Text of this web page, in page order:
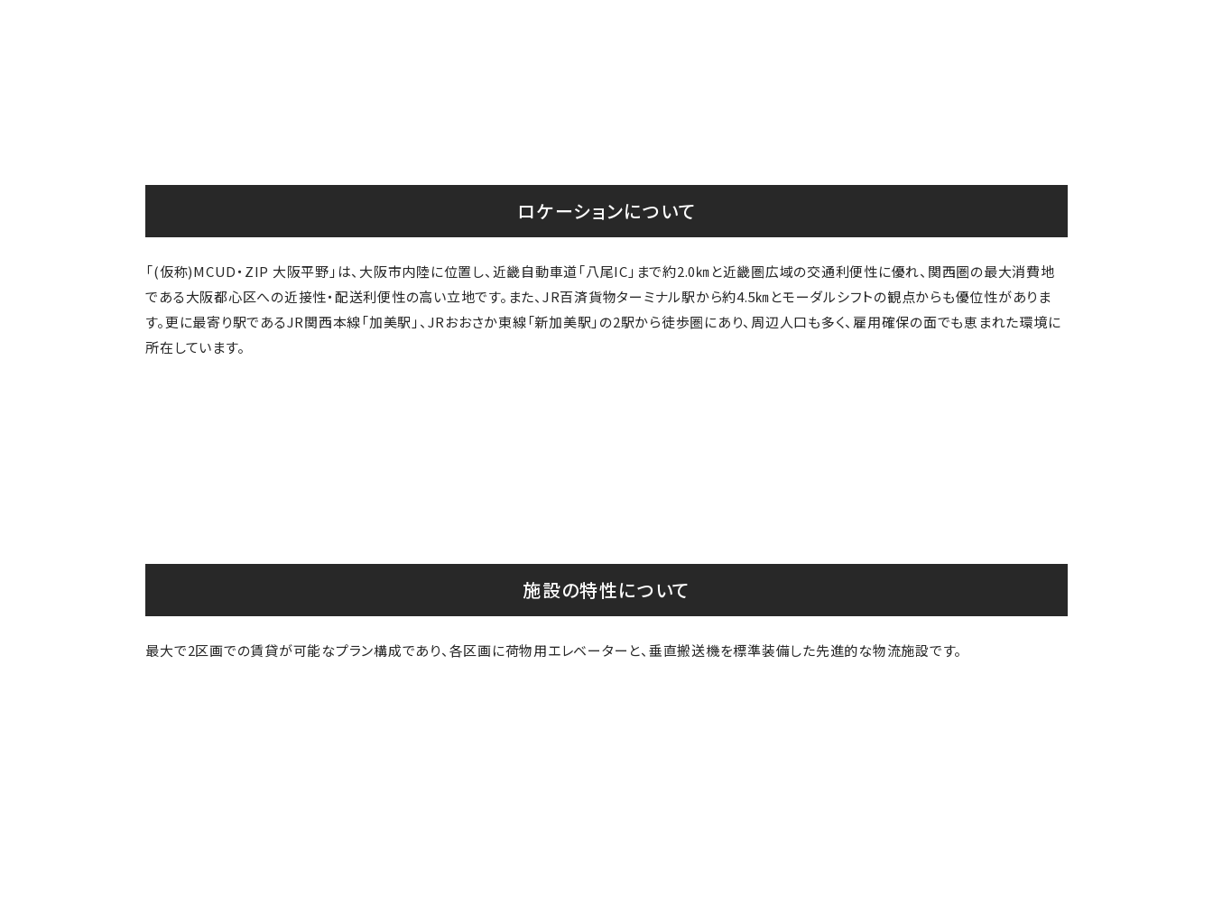
ロケーションについて
「(仮称)MCUD・ZIP 大阪平野」は、大阪市内陸に位置し、近畿自動車道「八尾IC」まで約2.0㎞と近畿圏広域の交通利便性に優れ、関西圏の最大消費地
である大阪都心区への近接性・配送利便性の高い立地です。また、JR百済貨物ターミナル駅から約4.5㎞とモーダルシフトの観点からも優位性がありま
す。更に最寄り駅であるJR関西本線「加美駅」、JRおおさか東線「新加美駅」の2駅から徒歩圏にあり、周辺人口も多く、雇用確保の面でも恵まれた環境に
所在しています。
施設の特性について
最大で2区画での賃貸が可能なプラン構成であり、各区画に荷物用エレベーターと、垂直搬送機を標準装備した先進的な物流施設です。